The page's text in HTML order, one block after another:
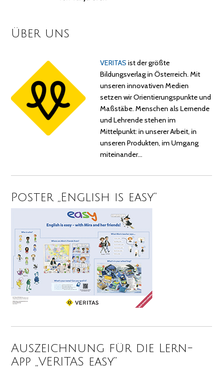
Über uns
VERITAS ist der größte
Bildungsverlag in Österreich. Mit
unseren innovativen Medien
setzen wir Orientierungspunkte und
Maßstäbe. Menschen als Lernende
und Lehrende stehen im
Mittelpunkt: in unserer Arbeit, in
unseren Produkten, im Umgang
miteinander…
Poster „English is easy“
Auszeichnung für die Lern-
App „VERITAS easy“